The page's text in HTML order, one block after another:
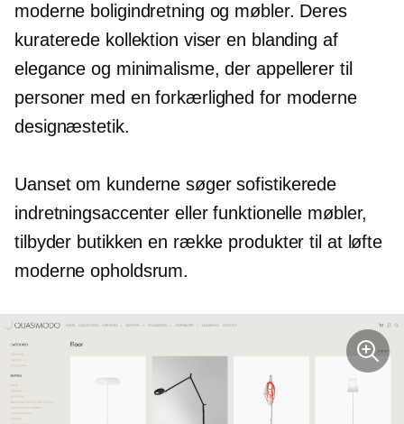
moderne boligindretning og møbler. Deres
kuraterede kollektion viser en blanding af
elegance og minimalisme, der appellerer til
personer med en forkærlighed for moderne
designæstetik.
Uanset om kunderne søger sofistikerede
indretningsaccenter eller funktionelle møbler,
tilbyder butikken en række produkter til at løfte
moderne opholdsrum.